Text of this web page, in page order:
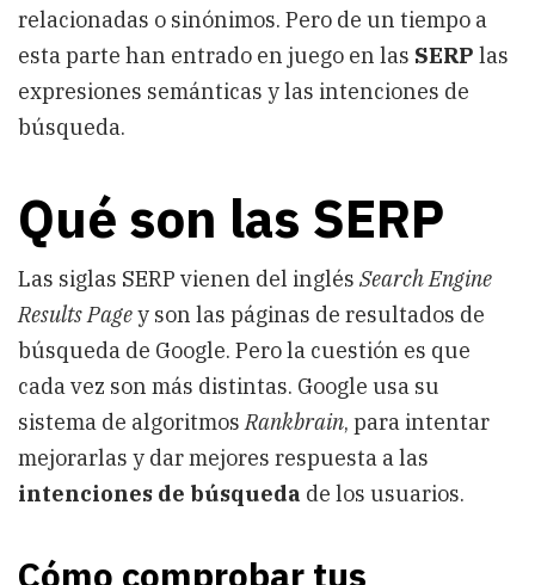
relacionadas o sinónimos. Pero de un tiempo a
esta parte han entrado en juego en las SERP las
expresiones semánticas y las intenciones de
búsqueda.
Qué son las SERP
Las siglas SERP vienen del inglés Search Engine
Results Pagey son las páginas de resultados de
búsqueda de Google. Pero la cuestión es que
cada vez son más distintas. Google usa su
sistema de algoritmosRankbrain, para intentar
mejorarlas y dar mejores respuesta a las
intenciones de búsqueda de los usuarios.
Cómo comprobar tus